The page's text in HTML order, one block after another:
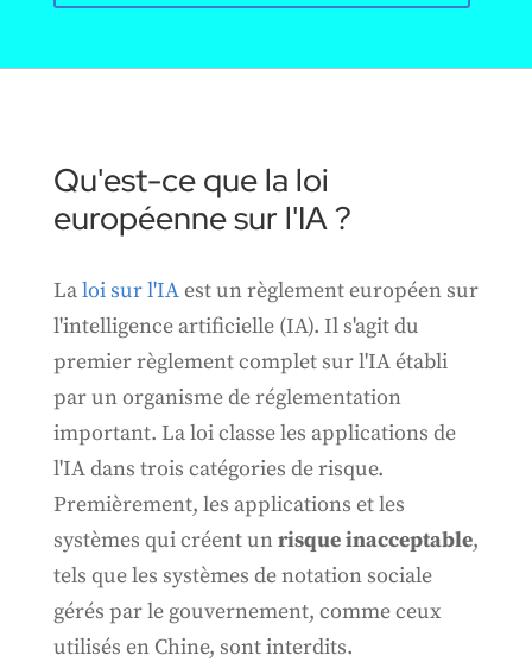
Qu'est-ce que la loi
européenne sur l'IA ?
Laloi sur l'IAest un règlement européen sur
l'intelligence artificielle (IA). Il s'agit du
premier règlement complet sur l'IA établi
par un organisme de réglementation
important. La loi classe les applications de
l'IA dans trois catégories de risque.
Premièrement, les applications et les
systèmes qui créent unrisque inacceptable,
tels que les systèmes de notation sociale
gérés par le gouvernement, comme ceux
utilisés en Chine, sont interdits.